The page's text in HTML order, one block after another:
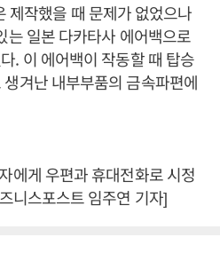
제작했을 때 문제가 없었으나
는 일본 다카타사 에어백으로
. 이 에어백이 작동할 때 탑승
겨난 내부부품의 금속파편에
에게 우편과 휴대전화로 시정
니스포스트 임주연 기자]